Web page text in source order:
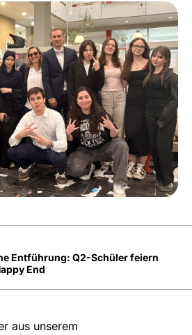
Entführung: Q2-Schüler feiern
End
aus unserem